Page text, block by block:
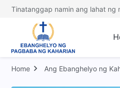
Tinatanggap namin ang lahat ng
Home Ang Ebanghelyo ng